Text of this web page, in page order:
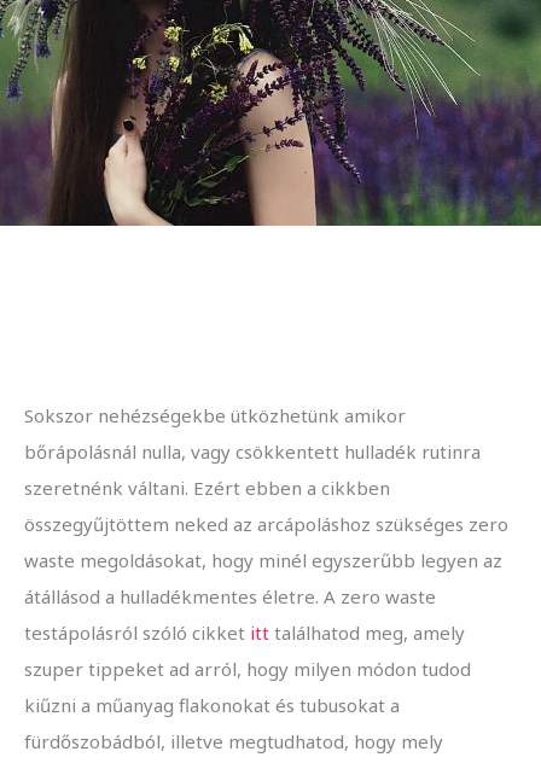
Sokszor nehézségekbe ütközhetünk amikor
bőrápolásnál nulla, vagy csökkentett hulladék rutinra
szeretnénk váltani. Ezért ebben a cikkben
összegyűjtöttem neked az arcápoláshoz szükséges zero
waste megoldásokat, hogy minél egyszerűbb legyen az
átállásod a hulladékmentes életre. A zero waste
testápolásról szóló cikket itt találhatod meg, amely
szuper tippeket ad arról, hogy milyen módon tudod
kiűzni a műanyag flakonokat és tubusokat a
fürdőszobádból, illetve megtudhatod, hogy mely